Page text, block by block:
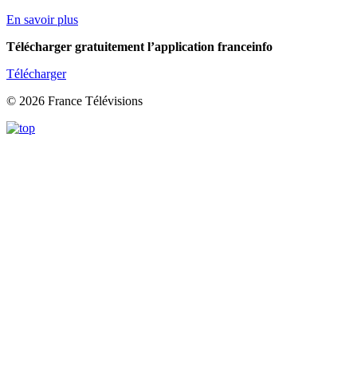
En savoir plus
Télécharger gratuitement l’application franceinfo
Télécharger
© 2026 France Télévisions